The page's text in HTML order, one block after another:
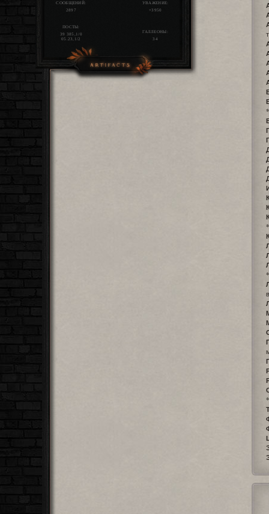
СООБЩЕНИЙ:
2897
УВАЖЕНИЕ:
+3950
ПОСТЫ:
39 385,1/0
05.23,1/2
ГАЛЛЕОНЫ:
34
страница